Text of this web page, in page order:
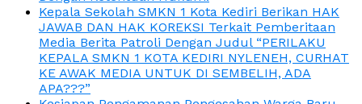
Kepala Sekolah SMKN 1 Kota Kediri Berikan HAK
JAWAB DAN HAK KOREKSI Terkait Pemberitaan
Media Berita Patroli Dengan Judul “PERILAKU
KEPALA SMKN 1 KOTA KEDIRI NYLENEH, CURHAT
KE AWAK MEDIA UNTUK DI SEMBELIH, ADA
APA???”